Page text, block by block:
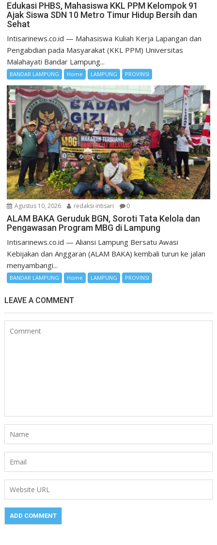
Edukasi PHBS, Mahasiswa KKL PPM Kelompok 91
Ajak Siswa SDN 10 Metro Timur Hidup Bersih dan
Sehat
Intisarinews.co.id — Mahasiswa Kuliah Kerja Lapangan dan
Pengabdian pada Masyarakat (KKL PPM) Universitas
Malahayati Bandar Lampung...
BANDAR LAMPUNG Home LAMPUNG PROVINSI
Agustus 10, 2026 redaksi intisari 0
ALAM BAKA Geruduk BGN, Soroti Tata Kelola dan
Pengawasan Program MBG di Lampung
Intisarinews.co.id — Aliansi Lampung Bersatu Awasi
Kebijakan dan Anggaran (ALAM BAKA) kembali turun ke jalan
menyambangi...
BANDAR LAMPUNG Home LAMPUNG PROVINSI
LEAVE A COMMENT